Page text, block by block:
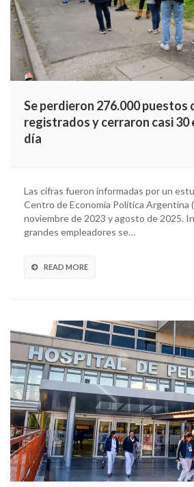
Se perdieron 276.000 puestos
registrados y cerraron casi 30
día
Las cifras fueron informadas por un
Centro de Economía Política Argentina
noviembre de 2023 y agosto de 2025.
grandes empleadores se…
READ MORE